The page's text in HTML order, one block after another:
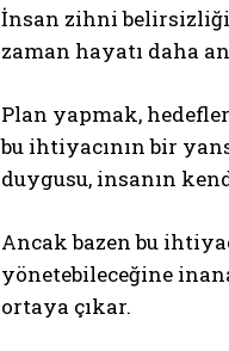
İnsan zihni belirsizliği
zaman hayatı daha
Plan yapmak,
bu ihtiyacının bir
duygusu, insanın
Ancak bazen bu
yönetebileceğine
ortaya çıkar.